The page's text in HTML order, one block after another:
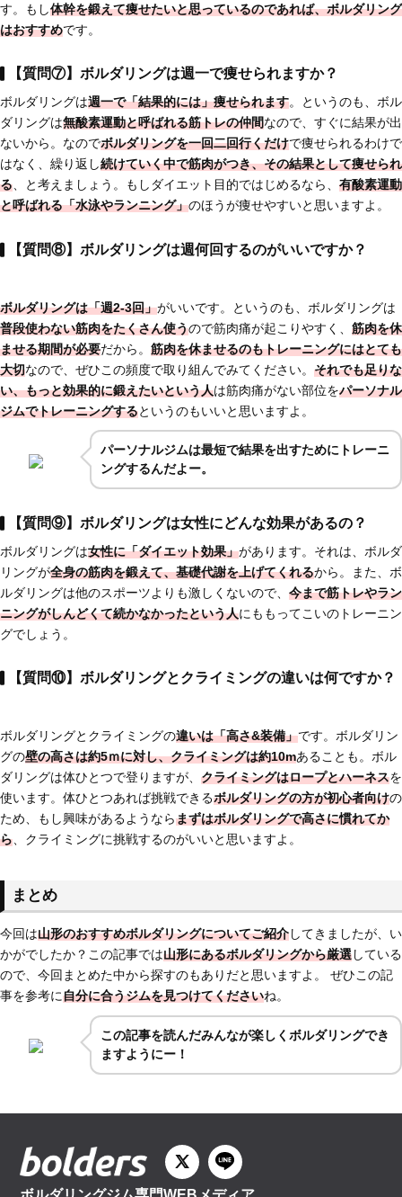
す。もし体幹を鍛えて痩せたいと思っているのであれば、ボルダリング
はおすすめです。
【質問⑦】ボルダリングは週一で痩せられますか？
ボルダリングは週一で「結果的には」痩せられます。というのも、ボル
ダリングは無酸素運動と呼ばれる筋トレの仲間なので、すぐに結果が出
ないから。なのでボルダリングを一回二回行くだけで痩せられるわけで
はなく、繰り返し続けていく中で筋肉がつき、その結果として痩せられ
る、と考えましょう。もしダイエット目的ではじめるなら、 有酸素運動
と呼ばれる「水泳やランニング」のほうが痩せやすいと思いますよ。
【質問⑧】ボルダリングは週何回するのがいいですか？
ボルダリングは「週2-3回」がいいです。というのも、ボルダリングは
普段使わない筋肉をたくさん使うので筋肉痛が起こりやすく、 筋肉を休
ませる期間が必要だから。 筋肉を休ませるのもトレーニングにはとても
大切なので、ぜひこの頻度で取り組んでみてください。 それでも足りな
い、もっと効果的に鍛えたいという人は筋肉痛がない部位をパーソナル
ジムでトレーニングするというのもいいと思いますよ。
パーソナルジムは最短で結果を出すためにトレーニ
ングするんだよー。
【質問⑨】ボルダリングは女性にどんな効果があるの？
ボルダリングは女性に「ダイエット効果」があります。それは、ボルダ
リングが全身の筋肉を鍛えて、基礎代謝を上げてくれるから。また、ボ
ルダリングは他のスポーツよりも激しくないので、 今まで筋トレやラン
ニングがしんどくて続かなかったという人にももってこいのトレーニン
グでしょう。
【質問⑩】ボルダリングとクライミングの違いは何ですか？
ボルダリングとクライミングの違いは「高さ&装備」です。ボルダリン
グの壁の高さは約5ｍに対し、クライミングは約10mあることも。ボル
ダリングは体ひとつで登りますが、 クライミングはロープとハーネスを
使います。体ひとつあれば挑戦できるボルダリングの方が初心者向けの
ため、もし興味があるようならまずはボルダリングで高さに慣れてか
ら 、クライミングに挑戦するのがいいと思いますよ。
まとめ
今回は山形のおすすめボルダリングについてご紹介してきましたが、い
かがでしたか？この記事では山形にあるボルダリングから厳選している
ので、今回まとめた中から探すのもありだと思いますよ。 ぜひこの記
事を参考に自分に合うジムを見つけてくださいね。
この記事を読んだみんなが楽しくボルダリングでき
ますようにー！